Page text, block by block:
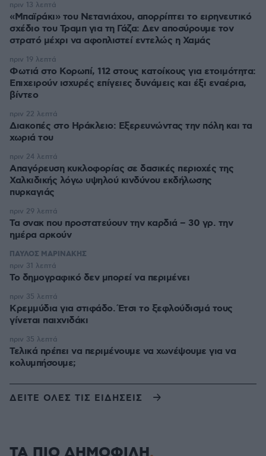
«Μπαϊράκι» του Νετανιάχου, απορρίπτει το ειρηνευτικό
σχέδιο του Τραμπ για τη Γάζα: Δεν αποσύρουμε τον
στρατό μέχρι να αφοπλιστεί εντελώς η Χαμάς
πριν 13 λεπτά
Φωτιά στο Κορωπί, 112 στους κατοίκους για ετοιμότητα:
Επιχειρούν ισχυρές επίγειες δυνάμεις και έξι εναέρια,
βίντεο
πριν 19 λεπτά
Διακοπές στο Ηράκλειο: Εξερευνώντας την πόλη και τα
χωριά του
πριν 22 λεπτά
Απαγόρευση κυκλοφορίας σε δασικές περιοχές της
Χαλκιδικής λόγω υψηλού κινδύνου εκδήλωσης
πυρκαγιάς
πριν 24 λεπτά
Τα σνακ που προστατεύουν την καρδιά – 30 γρ. την
ημέρα αρκούν
πριν 29 λεπτά
ΠΑΥΛΟΣ ΜΑΡΙΝΑΚΗΣ
Το δημογραφικό δεν μπορεί να περιμένει
πριν 31 λεπτά
Κρεμμύδια για στιφάδο. Έτσι το ξεφλούδισμά τους
γίνεται παιχνιδάκι
πριν 35 λεπτά
Τελικά πρέπει να περιμένουμε να χωνέψουμε για να
κολυμπήσουμε;
πριν 35 λεπτά
ΔΕΙΤΕ ΟΛΕΣ ΤΙΣ ΕΙΔΗΣΕΙΣ